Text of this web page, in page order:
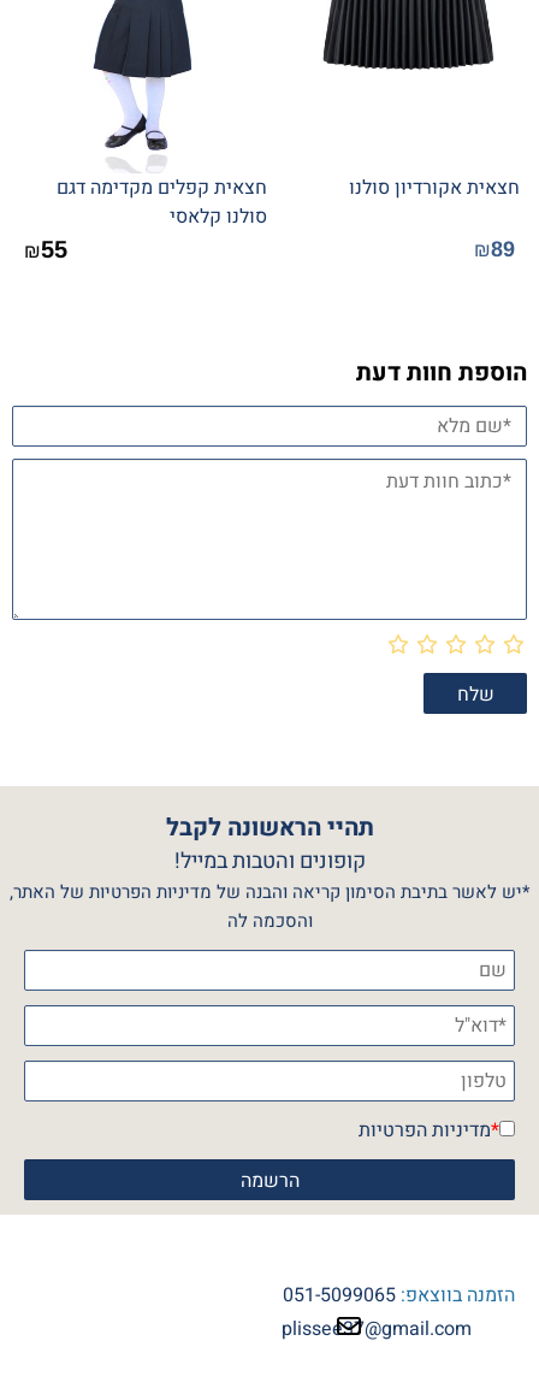
חצאית אקורדיון סולנו
₪89
חצאית קפלים מקדימה דגם
סולנו קלאסי
₪55
הוספת חוות דעת
תהיי הראשונה לקבל
קופונים והטבות במייל!
*יש לאשר בתיבת הסימון קריאה והבנה של מדיניות הפרטיות של האתר,
והסכמה לה
*מדיניות הפרטיות
הזמנה בווצאפ: 051-5099065
plissee37@gmail.com